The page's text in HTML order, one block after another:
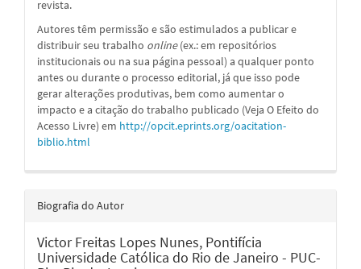
revista.
Autores têm permissão e são estimulados a publicar e
distribuir seu trabalho online(ex.: em repositórios
institucionais ou na sua página pessoal) a qualquer ponto
antes ou durante o processo editorial, já que isso pode
gerar alterações produtivas, bem como aumentar o
impacto e a citação do trabalho publicado (Veja O Efeito do
Acesso Livre) em http://opcit.eprints.org/oacitation-
biblio.html
Biografia do Autor
Victor Freitas Lopes Nunes, Pontifícia
Universidade Católica do Rio de Janeiro - PUC-